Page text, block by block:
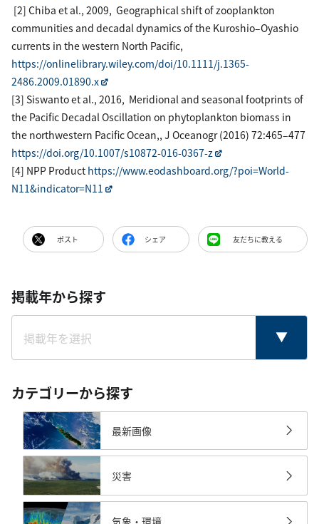
[2] Chiba et al., 2009, Geographical shift of zooplankton
communities and decadal dynamics of the Kuroshio–Oyashio
currents in the western North Pacific,
https://onlinelibrary.wiley.com/doi/10.1111/j.1365-
2486.2009.01890.x
[3] Siswanto et al., 2016, Meridional and seasonal footprints of
the Pacific Decadal Oscillation on phytoplankton biomass in
the northwestern Pacific Ocean,, J Oceanogr (2016) 72:465–477
https://doi.org/10.1007/s10872-016-0367-z
[4] NPP Product https://www.eodashboard.org/?poi=World-
N11&indicator=N11
ポスト シェア 友だちに教える
掲載年から探す
カテゴリーから探す
最新画像
災害